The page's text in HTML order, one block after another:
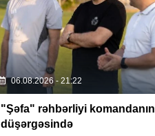
06.08.2026 - 21:22
"Şəfa" rəhbərliyi komandanın
düşərgəsində